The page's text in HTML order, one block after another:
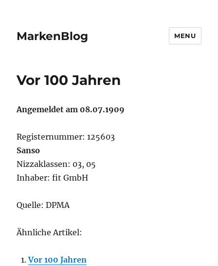
MarkenBlog MENU
Vor 100 Jahren
Angemeldet am 08.07.1909
Registernummer: 125603
Sanso
Nizzaklassen: 03, 05
Inhaber: fit GmbH
Quelle: DPMA
Ähnliche Artikel:
Vor 100 Jahren